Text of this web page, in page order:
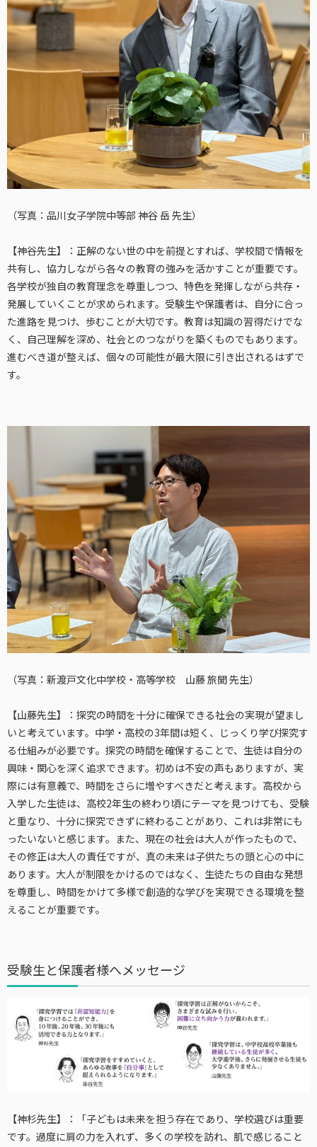
（写真：品川女子学院中等部 神谷 岳 先生）
【神谷先生】：正解のない世の中を前提とすれば、学校間で情報を
共有し、協力しながら各々の教育の強みを活かすことが重要です。
各学校が独自の教育理念を尊重しつつ、特色を発揮しながら共存・
発展していくことが求められます。受験生や保護者は、自分に合っ
た進路を見つけ、歩むことが大切です。教育は知識の習得だけでな
く、自己理解を深め、社会とのつながりを築くものでもあります。
進むべき道が整えば、個々の可能性が最大限に引き出されるはずで
す。
（写真：新渡戸文化中学校・高等学校 山藤 旅聞 先生）
【山藤先生】：探究の時間を十分に確保できる社会の実現が望まし
いと考えています。中学・高校の3年間は短く、じっくり学び探究す
る仕組みが必要です。探究の時間を確保することで、生徒は自分の
興味・関心を深く追求できます。初めは不安の声もありますが、実
際には有意義で、時間をさらに増やすべきだと考えます。高校から
入学した生徒は、高校2年生の終わり頃にテーマを見つけても、受験
と重なり、十分に探究できずに終わることがあり、これは非常にも
ったいないと感じます。また、現在の社会は大人が作ったもので、
その修正は大人の責任ですが、真の未来は子供たちの頭と心の中に
あります。大人が制限をかけるのではなく、生徒たちの自由な発想
を尊重し、時間をかけて多様で創造的な学びを実現できる環境を整
えることが重要です。
受験生と保護者様へメッセージ
【神杉先生】：「子どもは未来を担う存在であり、学校選びは重要
です。過度に肩の力を入れず、多くの学校を訪れ、肌で感じること